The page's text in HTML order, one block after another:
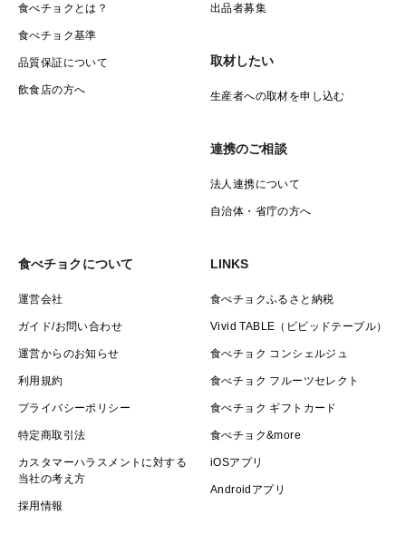
食べチョクとは？
食べチョク基準
品質保証について
飲食店の方へ
出品者募集
取材したい
生産者への取材を申し込む
連携のご相談
法人連携について
自治体・省庁の方へ
食べチョクについて
運営会社
ガイド/お問い合わせ
運営からのお知らせ
利用規約
プライバシーポリシー
特定商取引法
カスタマーハラスメントに対する
当社の考え方
採用情報
LINKS
食べチョクふるさと納税
Vivid TABLE（ビビッドテーブル）
食べチョク コンシェルジュ
食べチョク フルーツセレクト
食べチョク ギフトカード
食べチョク&more
iOSアプリ
Androidアプリ